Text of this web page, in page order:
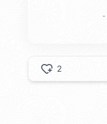
-
2